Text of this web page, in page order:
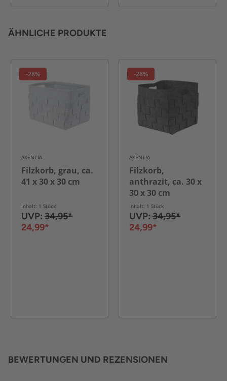
ÄHNLICHE PRODUKTE
-28%
AXENTIA
Filzkorb, grau, ca.
41 x 30 x 30 cm
Inhalt: 1 Stück
UVP: 34,95*
24,99*
-28%
AXENTIA
Filzkorb,
anthrazit, ca. 30 x
30 x 30 cm
Inhalt: 1 Stück
UVP: 34,95*
24,99*
BEWERTUNGEN UND REZENSIONEN